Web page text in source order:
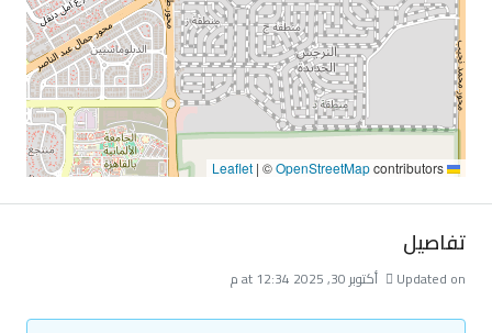
| ©OpenStreetMapcontributors
تفاصيل
Updated on أكتوبر 30, 2025 at 12:34 م